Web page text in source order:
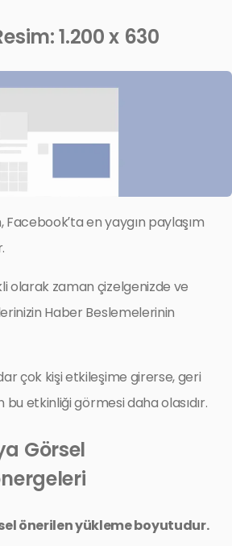
1.200 x 630
Facebook’ta en yaygın paylaşım
olarak zaman çizelgenizde ve
Haber Beslemelerinin
çok kişi etkileşime girerse, geri
etkinliği görmesi daha olasıdır.
Görsel
önerilen yükleme boyutudur.